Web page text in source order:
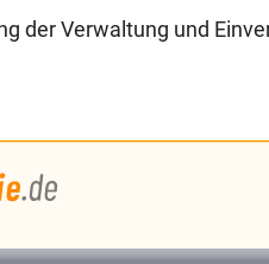
der Verwaltung und